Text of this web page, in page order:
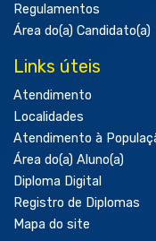
Regulamentos
Área do(a) Candidato(a)
Links úteis
Atendimento
Localidades
Atendimento à
Área do(a) Aluno(a)
Diploma Digital
Registro de Diplomas
Mapa do site